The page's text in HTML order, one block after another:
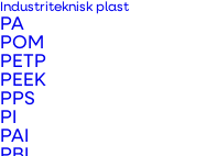
Industriteknisk plast
PA
POM
PETP
PEEK
PPS
PI
PAI